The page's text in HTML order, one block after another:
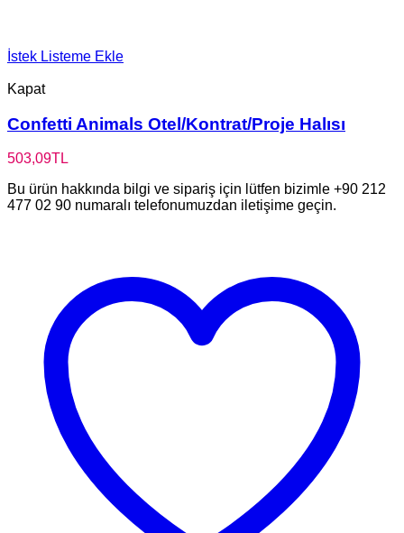
İstek Listeme Ekle
Kapat
Confetti Animals Otel/Kontrat/Proje Halısı
503,09TL
Bu ürün hakkında bilgi ve sipariş için lütfen bizimle +90 212
477 02 90 numaralı telefonumuzdan iletişime geçin.